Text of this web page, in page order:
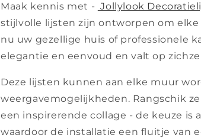
Maak kennis met - Jollylook
stijlvolle lijsten zijn ontworpen om
nu uw gezellige huis of professionele
elegantie en eenvoud en valt op
Deze lijsten kunnen aan elke muur
weergavemogelijkheden. Rangschik
een inspirerende collage - de keuze is
waardoor de installatie een fluitje van